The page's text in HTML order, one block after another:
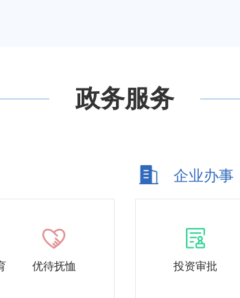
政务服务
优待抚恤
企业办事
投资审批